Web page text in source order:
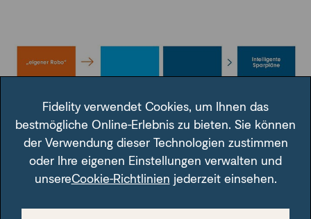
Fidelity verwendet Cookies, um Ihnen das
bestmögliche Online-Erlebnis zu bieten. Sie können
der Verwendung dieser Technologien zustimmen
oder Ihre eigenen Einstellungen verwalten und
unsereCookie-Richtlinien jederzeit einsehen.